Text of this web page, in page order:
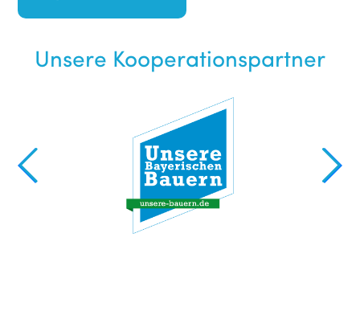
Unsere Kooperationspartner